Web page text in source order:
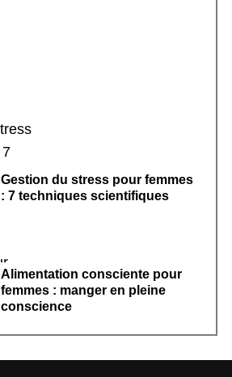
Gestion du stress pour femmes
: 7 techniques scientifiques
Alimentation consciente pour
femmes : manger en pleine
conscience